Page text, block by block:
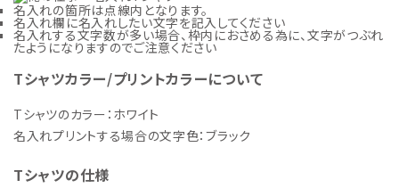
名入れの箇所は点線内となります。
名入れ欄に名入れしたい文字を記入してください
名入れする文字数が多い場合、枠内におさめる為に、文字がつぶれ
たようになりますのでご注意ください
Tシャツカラー/プリントカラーについて
Tシャツのカラー：ホワイト
名入れプリントする場合の文字色：ブラック
Tシャツの仕様